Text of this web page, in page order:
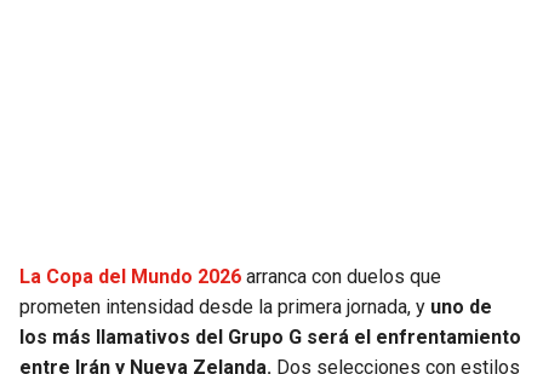
PACKERS
TIMBERWOLVES
La Copa del Mundo 2026 arranca con duelos que
prometen intensidad desde la primera jornada, y uno de
los más llamativos del Grupo G será el enfrentamiento
entre Irán y Nueva Zelanda. Dos selecciones con estilos